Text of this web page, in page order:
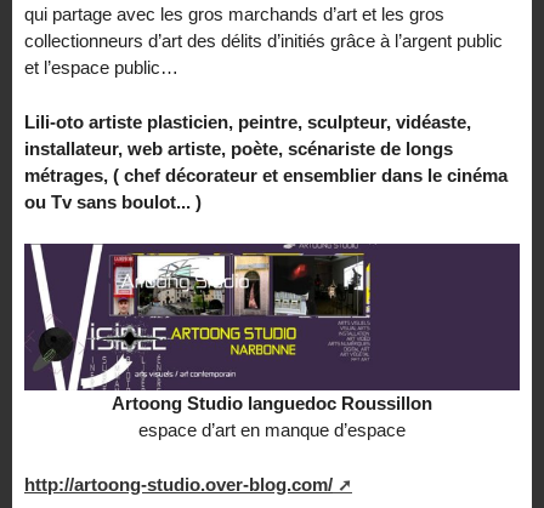
qui partage avec les gros marchands d’art et les gros
collectionneurs d’art des délits d’initiés grâce à l’argent public
et l’espace public…
Lili-oto artiste plasticien, peintre, sculpteur, vidéaste,
installateur, web artiste, poète, scénariste de longs
métrages, ( chef décorateur et ensemblier dans le cinéma
ou Tv sans boulot... )
Artoong Studio languedoc Roussillon
espace d’art en manque d’espace
http://artoong-studio.over-blog.com/